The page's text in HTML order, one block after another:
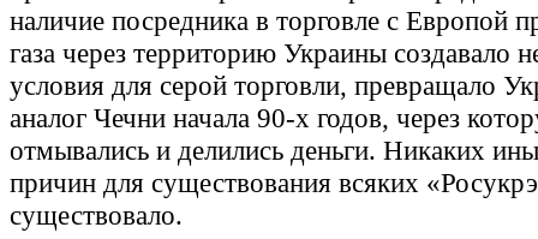
наличие посредника в торговле с Европой
газа через территорию Украины создавало
условия для серой торговли, превращало
аналог Чечни начала 90-х годов, через
отмывались и делились деньги. Никаких
причин для существования всяких
существовало.